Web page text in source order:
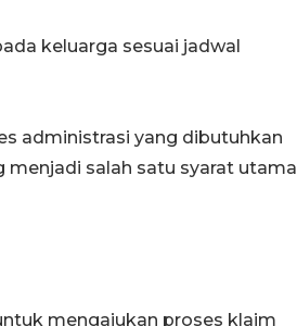
keluarga sesuai jadwal
administrasi yang dibutuhkan
salah satu syarat utama
mengajukan proses klaim